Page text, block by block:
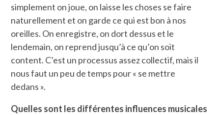
simplement on joue, on laisse les choses se faire
naturellement et on garde ce qui est bon à nos
oreilles. On enregistre, on dort dessus et le
lendemain, on reprend jusqu’à ce qu’on soit
content. C’est un processus assez collectif, mais il
nous faut un peu de temps pour « se mettre
dedans ».
Quelles sont les différentes influences musicales